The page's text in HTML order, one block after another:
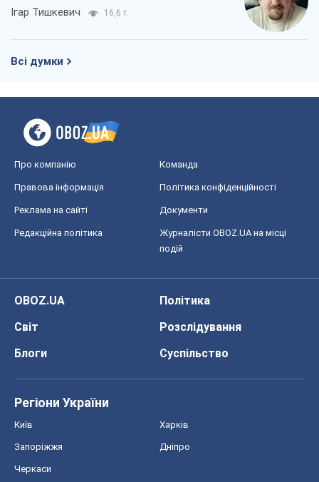
Ігар Тишкевич 16,6 т.
Всі думки
Про компанію Команда
Правова інформація Політика конфіденційності
Реклама на сайті Документи
Редакційна політика
Журналісти OBOZ.UA на місці
подій
OBOZ.UA
Політика
Світ
Розслідування
Блоги
Суспільство
Регіони України
Київ Харків
Запоріжжя Дніпро
Черкаси